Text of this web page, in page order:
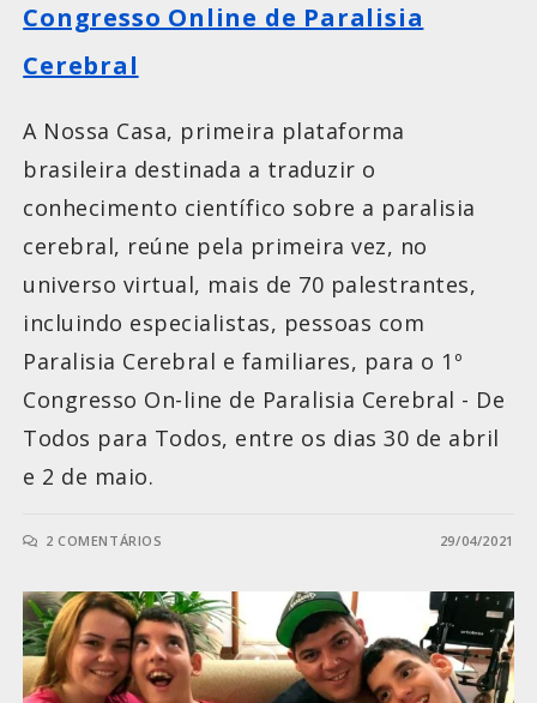
Congresso Online de Paralisia
Cerebral
A Nossa Casa, primeira plataforma
brasileira destinada a traduzir o
conhecimento científico sobre a paralisia
cerebral, reúne pela primeira vez, no
universo virtual, mais de 70 palestrantes,
incluindo especialistas, pessoas com
Paralisia Cerebral e familiares, para o 1º
Congresso On-line de Paralisia Cerebral - De
Todos para Todos, entre os dias 30 de abril
e 2 de maio.
2 COMENTÁRIOS 29/04/2021